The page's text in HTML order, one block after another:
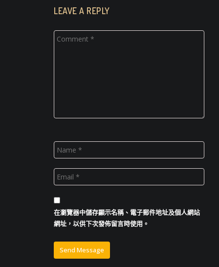
LEAVE A REPLY
在瀏覽器中儲存顯示名稱、電子郵件地址及個人網站
網址，以供下次發佈留言時使用。